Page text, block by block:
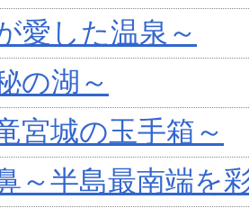
愛した温泉～
の湖～
宮城の玉手箱～
～半島最南端を